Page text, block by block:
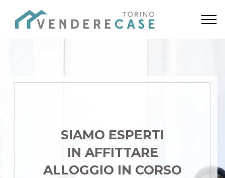
SIAMO ESPERTI
IN AFFITTARE
ALLOGGIO IN CORSO